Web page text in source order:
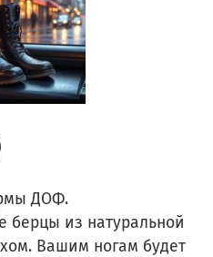
ДОФ.
берцы из натуральной
Вашим ногам будет